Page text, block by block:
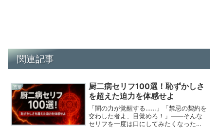
関連記事
言葉
厨二病セリフ100選！恥ずかしさ
を超えた迫力を体感せよ
「闇の力が覚醒する……」「禁忌の契約を
交わした者よ、目覚めろ！」――そんな
セリフを一度は口にしてみたくなった経